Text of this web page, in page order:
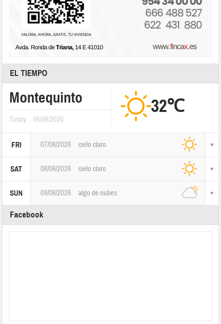
EL TIEMPO
Montequinto
Today 06/08/2026
32℃
FRI 07/08/2026 cielo claro
SAT 08/08/2026 cielo claro
SUN 09/08/2026 algo de nubes
Facebook